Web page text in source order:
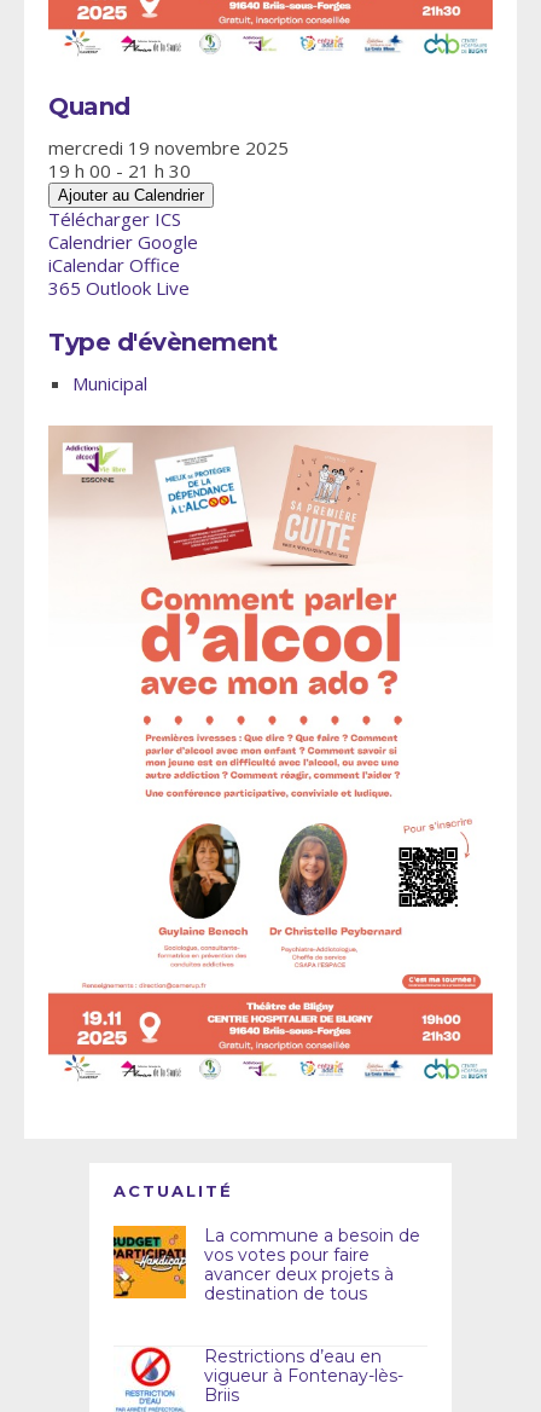
Quand
mercredi 19 novembre 2025
19 h 00 - 21 h 30
Ajouter au Calendrier
Télécharger ICS
Calendrier Google
iCalendar Office
365 Outlook Live
Type d'évènement
Municipal
ACTUALITÉ
La commune a besoin de
vos votes pour faire
avancer deux projets à
destination de tous
Restrictions d’eau en
vigueur à Fontenay-lès-
Briis